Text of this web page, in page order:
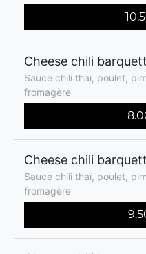
Cheese chili
Sauce chili thaï, poulet,
fromagère
Cheese chili
Sauce chili thaï, poulet,
fromagère